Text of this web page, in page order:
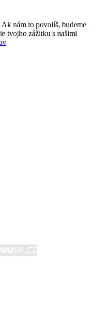
nám to povolíš, budeme
tvojho zážitku s našimi